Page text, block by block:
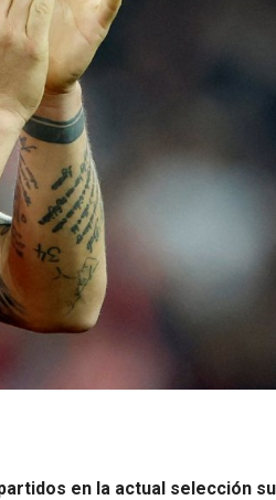
en la actual selección